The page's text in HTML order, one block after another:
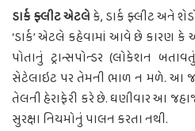
ડાર્ક ફ્લીટ એટલેકે, ડાર્ક ફ્લીટ અને
‘ડાર્ક’ એટલે કહેવામાં આવે છે કારણ
પોતાનું ટ્રાન્સપોન્ડર (લોકેશન
સેટેલાઇટ પર તેમની ભાળ ન મળે. આ
તેલની હેરાફેરી કરે છે. ઘણીવાર આ
સુરક્ષા નિયમોનું પાલન કરતા નથી.